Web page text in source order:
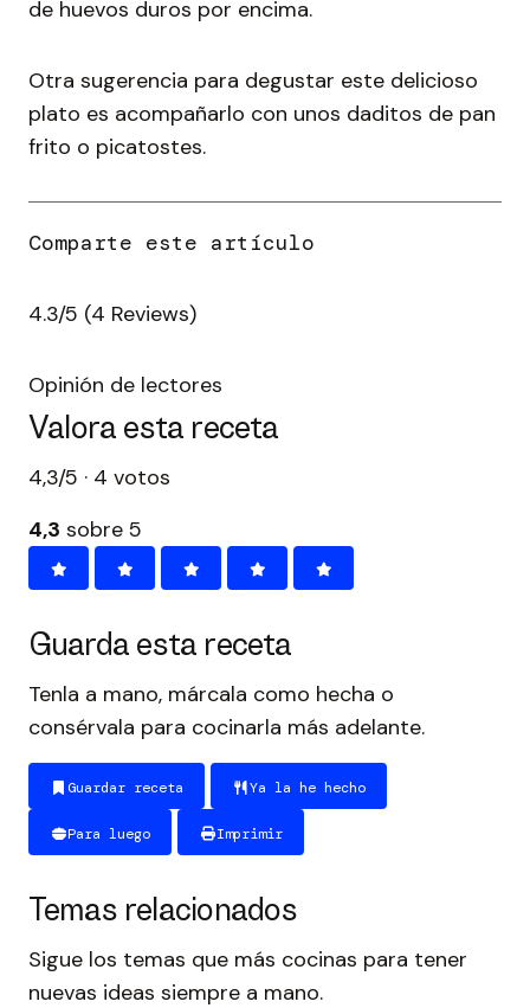
de huevos duros por encima.
Otra sugerencia para degustar este delicioso
plato es acompañarlo con unos daditos de pan
frito o picatostes.
4.3/5 (4 Reviews)
Opinión de lectores
Valora esta receta
4,3/5 · 4 votos
4,3 sobre 5
Guarda esta receta
Tenla a mano, márcala como hecha o
consérvala para cocinarla más adelante.
Guardar receta Ya la he hecho
Para luego Imprimir
Temas relacionados
Sigue los temas que más cocinas para tener
nuevas ideas siempre a mano.